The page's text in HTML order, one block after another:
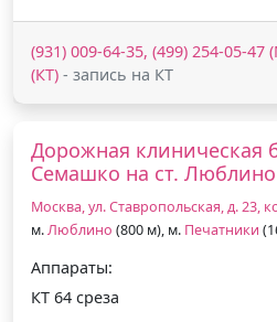
(931) 009-64-35, (499) 254-05-47
(КТ) - запись на КТ
Дорожная клиническая
Семашко на ст.
Москва, ул. Ставропольская, д. 23,
м.Люблино (800 м), м. Печатники
Аппараты:
КТ 64 среза